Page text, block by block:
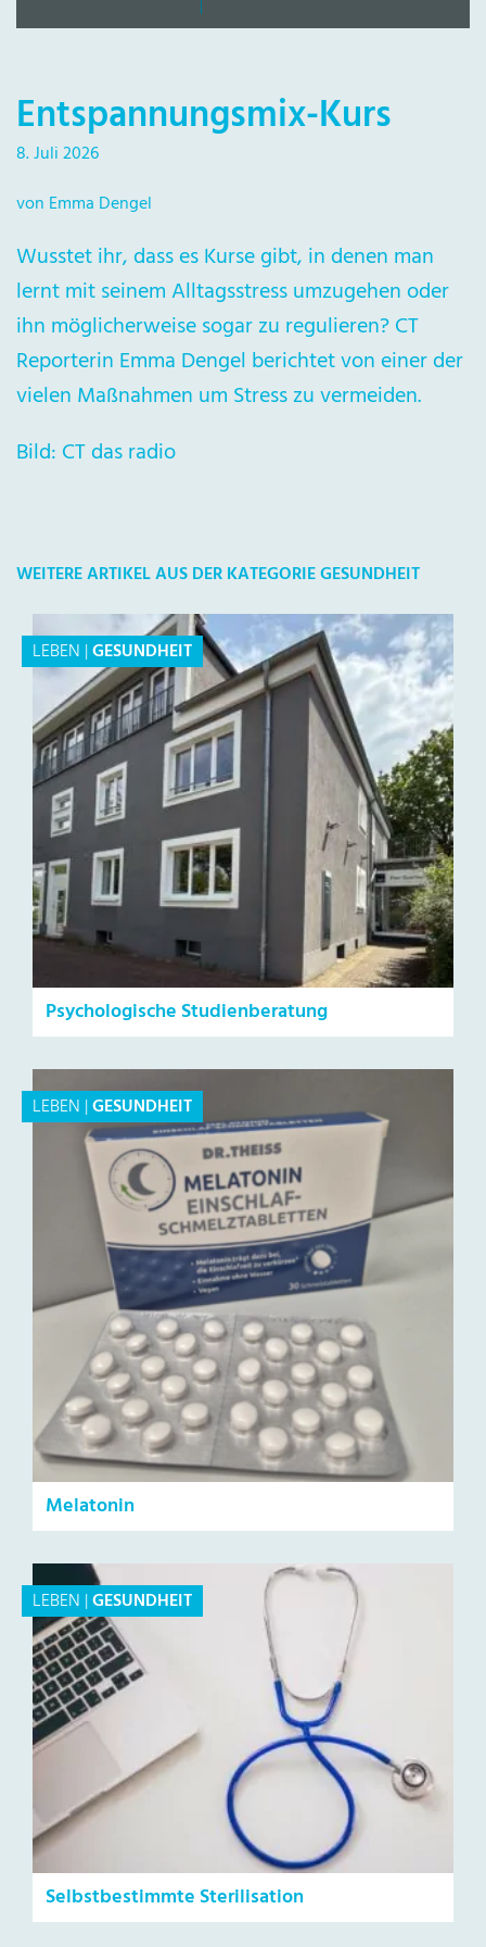
Entspannungsmix-Kurs
8. Juli 2026
von Emma Dengel
Wusstet ihr, dass es Kurse gibt, in denen man
lernt mit seinem Alltagsstress umzugehen oder
ihn möglicherweise sogar zu regulieren? CT
Reporterin Emma Dengel berichtet von einer der
vielen Maßnahmen um Stress zu vermeiden.
Bild: CT das radio
WEITERE ARTIKEL AUS DER KATEGORIE GESUNDHEIT
LEBEN |GESUNDHEIT
Psychologische Studienberatung
LEBEN |GESUNDHEIT
Melatonin
LEBEN |GESUNDHEIT
Selbstbestimmte Sterilisation